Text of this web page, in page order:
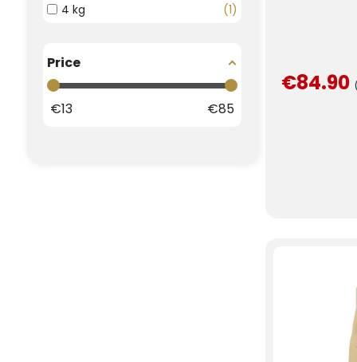
4 kg
1
Price
€13 €85
€84.90